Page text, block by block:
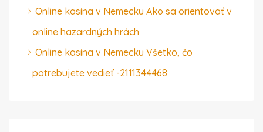
Online kasína v Nemecku Ako sa orientovať v
online hazardných hrách
Online kasína v Nemecku Všetko, čo
potrebujete vedieť -2111344468